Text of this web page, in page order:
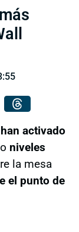
activado
niveles
la mesa
el punto de